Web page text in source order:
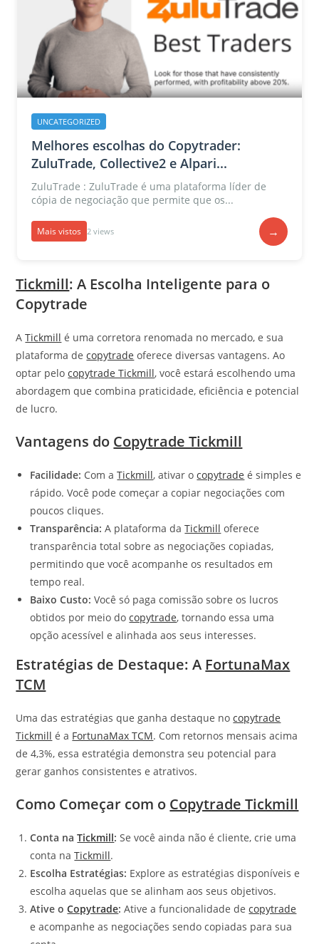
UNCATEGORIZED
Melhores escolhas do Copytrader:
ZuluTrade, Collective2 e Alpari...
ZuluTrade : ZuluTrade é uma plataforma líder de
cópia de negociação que permite que os...
Mais vistos 2 views →
Tickmill: A Escolha Inteligente para o
Copytrade
ATickmill é uma corretora renomada no mercado, e sua
plataforma decopytrade oferece diversas vantagens. Ao
optar pelocopytrade Tickmill, você estará escolhendo uma
abordagem que combina praticidade, eficiência e potencial
de lucro.
Vantagens do Copytrade Tickmill
Facilidade: Com aTickmill, ativar ocopytrade é simples e
rápido. Você pode começar a copiar negociações com
poucos cliques.
Transparência: A plataforma daTickmill oferece
transparência total sobre as negociações copiadas,
permitindo que você acompanhe os resultados em
tempo real.
Baixo Custo: Você só paga comissão sobre os lucros
obtidos por meio docopytrade, tornando essa uma
opção acessível e alinhada aos seus interesses.
Estratégias de Destaque: A FortunaMax
TCM
Uma das estratégias que ganha destaque nocopytrade
Tickmill é a FortunaMax TCM. Com retornos mensais acima
de 4,3%, essa estratégia demonstra seu potencial para
gerar ganhos consistentes e atrativos.
Como Começar com o Copytrade Tickmill
Conta naTickmill: Se você ainda não é cliente, crie uma
conta naTickmill.
Escolha Estratégias: Explore as estratégias disponíveis e
escolha aquelas que se alinham aos seus objetivos.
Ative oCopytrade: Ative a funcionalidade decopytrade
e acompanhe as negociações sendo copiadas para sua